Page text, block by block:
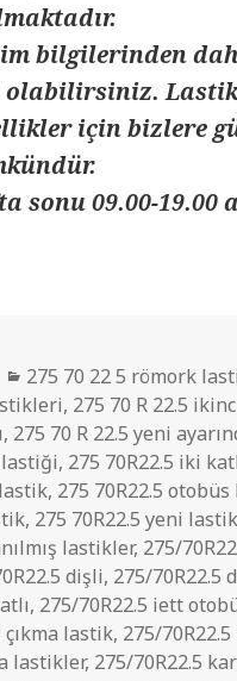
bilgilerinden
için bizlere
sonu 09.00-19.00
Kategoriler
275 70 22 5 römork
, 275 70 R 22.5
, 275 70 R 22.5 yeni
lastiği, 275 70R22.5 iki
, 275 70R22.5
, 275 70R22.5 yeni lastik
lastikler, 275/
dişli, 275/70R22.5
, 275/70R22.5 iett
lastik, 275/
lastikler, 275/70R22.5